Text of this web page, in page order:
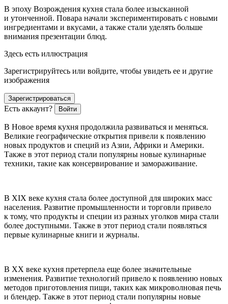
В эпоху Возрождения кухня стала более изысканной
и утонченной. Повара начали экспериментировать с новыми
ингредиентами и вкусами, а также стали уделять больше
внимания презентации блюд.
Здесь есть иллюстрация
Зарегистрируйтесь или войдите, чтобы увидеть ее и другие
изображения
Зарегистрироваться
Есть аккаунт? Войти
В Новое время кухня продолжила развиваться и меняться.
Великие географические открытия привели к появлению
новых продуктов и специй из Азии, Африки и Америки.
Также в этот период стали популярны новые кулинарные
техники, такие как консервирование и замораживание.
В XIX веке кухня стала более доступной для широких масс
населения. Развитие промышленности и торговли привело
к тому, что продукты и специи из разных уголков мира стали
более доступными. Также в этот период стали появляться
первые кулинарные книги и журналы.
В XX веке кухня претерпела еще более значительные
изменения. Развитие технологий привело к появлению новых
методов приготовления пищи, таких как микроволновая печь
и блендер. Также в этот период стали популярны новые